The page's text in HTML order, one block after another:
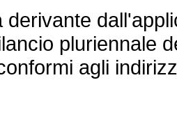
pluriennale
agli